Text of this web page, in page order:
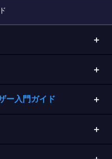
ー入門ガイド